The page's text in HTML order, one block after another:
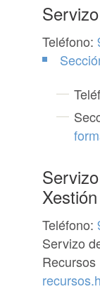
Teléfono:
Teléfono:
Servizo